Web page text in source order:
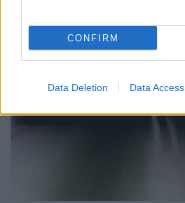
CONFIRM
Data Deletion Data Access